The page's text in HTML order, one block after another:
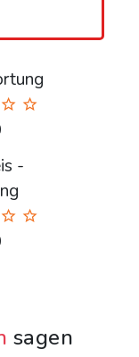
-
sagen